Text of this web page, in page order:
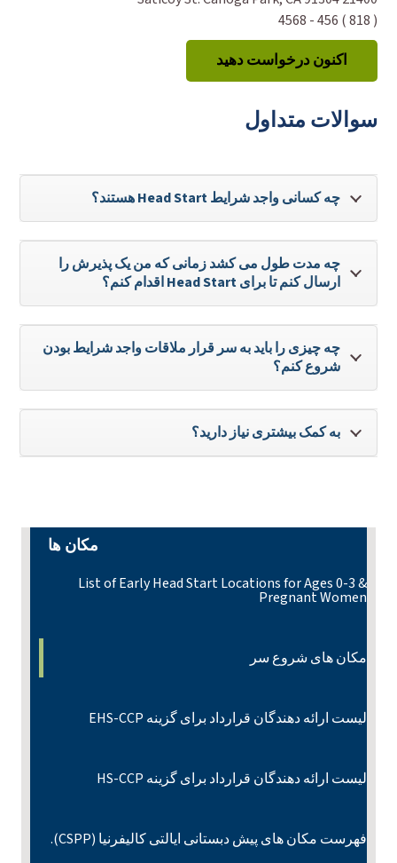
( 818 ) 456 - 4568
اکنون درخواست دهید
سوالات متداول
چه کسانی واجد شرایط Head Start هستند؟
چه مدت طول می کشد زمانی که من یک پذیرش را
ارسال کنم تا برای Head Start اقدام کنم؟
چه چیزی را باید به سر قرار ملاقات واجد شرایط بودن
شروع کنم؟
به کمک بیشتری نیاز دارید؟
مکان ها
List of Early Head Start Locations for Ages 0-3 &
Pregnant Women
مکان های شروع سر
لیست ارائه دهندگان قرارداد برای گزینه EHS-CCP
لیست ارائه دهندگان قرارداد برای گزینه HS-CCP
فهرست مکان های پیش دبستانی ایالتی کالیفرنیا (CSPP).